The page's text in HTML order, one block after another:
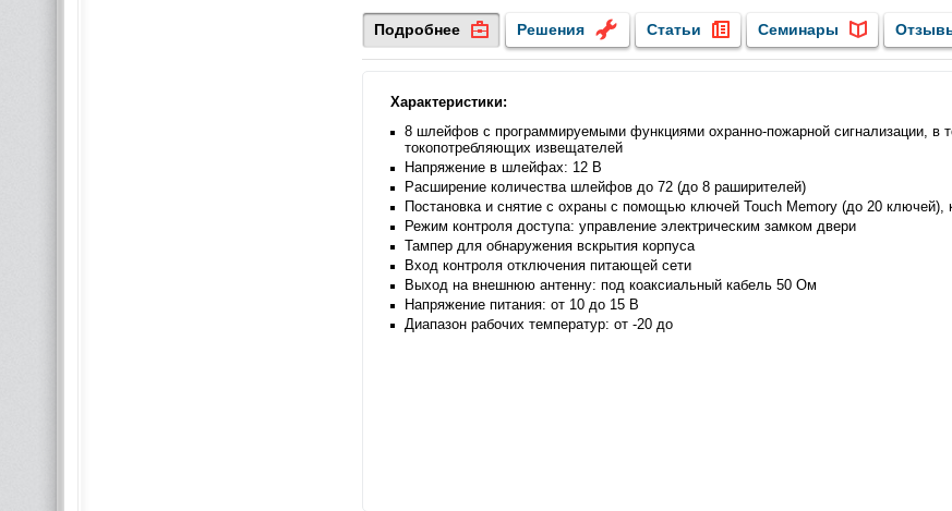
Подробнее Решения Статьи Семинары
Характеристики:
8 шлейфов с программируемыми функциями охранно-пожарной сигнализации, в
токопотребляющих извещателей
Напряжение в шлейфах: 12 В
Расширение количества шлейфов до 72 (до 8 раширителей)
Постановка и снятие с охраны с помощью ключей Touch Memory (до 20
Режим контроля доступа: управление электрическим замком двери
Тампер для обнаружения вскрытия корпуса
Вход контроля отключения питающей сети
Выход на внешнюю антенну: под коаксиальный кабель 50 Ом
Напряжение питания: от 10 до 15 В
Диапазон рабочих температур: от -20 до